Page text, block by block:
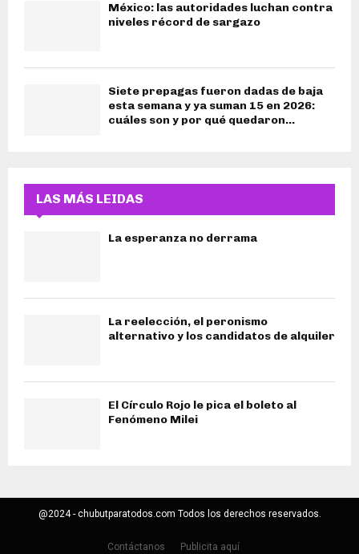
México: las autoridades luchan contra
niveles récord de sargazo
Siete prepagas fueron dadas de baja
esta semana y ya suman 15 en 2026:
cuáles son y por qué quedaron...
LAS MÁS LEIDAS
La esperanza no derrama
La reelección, el peronismo
alternativo y los candidatos de alquiler
El Círculo Rojo le pica el boleto al
Fenómeno Milei
@2024 - chubutparatodos.com Todos los derechos reservados.
Contáctanos Publicita aquí